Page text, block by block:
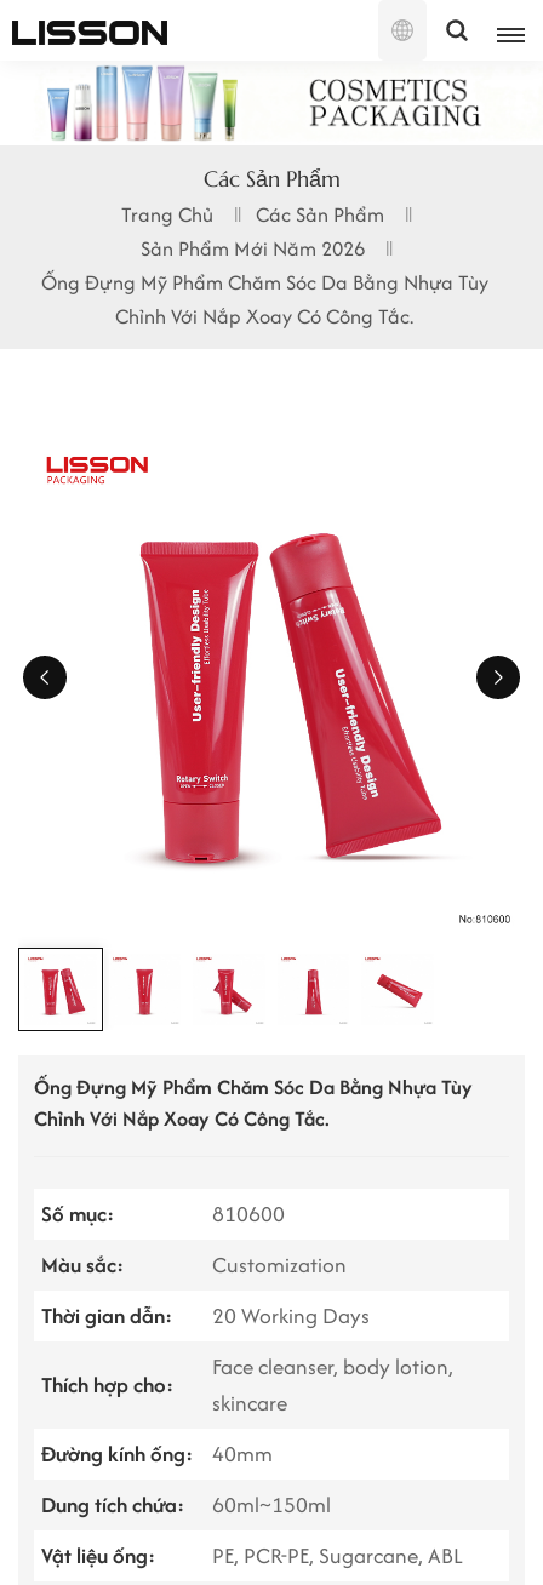
Tiếng
English
français
русский
español
ไทย
Tiếng việt
中文
Các Sản Phẩm
Trang Chủ
Các Sản Phẩm
Sản Phẩm Mới Năm 2026
Ống Đựng Mỹ Phẩm Chăm Sóc Da Bằng Nhựa Tùy
Chỉnh Với Nắp Xoay Có Công Tắc.
Ống Đựng Mỹ Phẩm Chăm Sóc Da Bằng Nhựa Tùy
Chỉnh Với Nắp Xoay Có Công Tắc.
Số mục:
810600
Màu sắc:
Customization
Thời gian dẫn:
20 Working Days
Thích hợp cho:
Face cleanser, body lotion,
skincare
Đường kính ống:
40mm
Dung tích chứa:
60ml~150ml
Vật liệu ống:
PE, PCR-PE, Sugarcane, ABL